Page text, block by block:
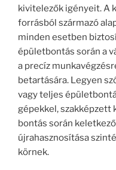
kivitelezők igényeit. A
forrásból származó
minden esetben
épületbontás során a
a precíz
betartására. Legyen
vagy teljes
gépekkel, szakképzett
bontás során
újrahasznosítása
körnek.